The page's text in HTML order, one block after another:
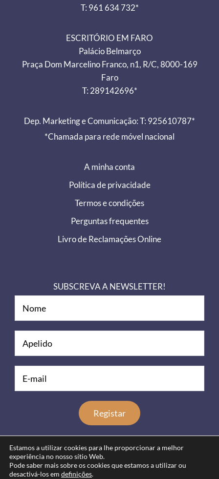
T: 961 634 732*
ESCRITÓRIO EM FARO
Palácio Belmarço
Praça Dom Marcelino Franco, n1, R/C, 8000-169
Faro
T: 289142696*
Dep. Marketing e Comunicação: T: 925610787*
*Chamada para rede móvel nacional
A minha conta
Política de privacidade
Termos e condições
Perguntas frequentes
Livro de Reclamações Online
SUBSCREVA A NEWSLETTER!
Estamos a utilizar cookies para lhe proporcionar a melhor
experiência no nosso sítio Web.
Pode saber mais sobre os cookies que estamos a utilizar ou
desactivá-los em definições.